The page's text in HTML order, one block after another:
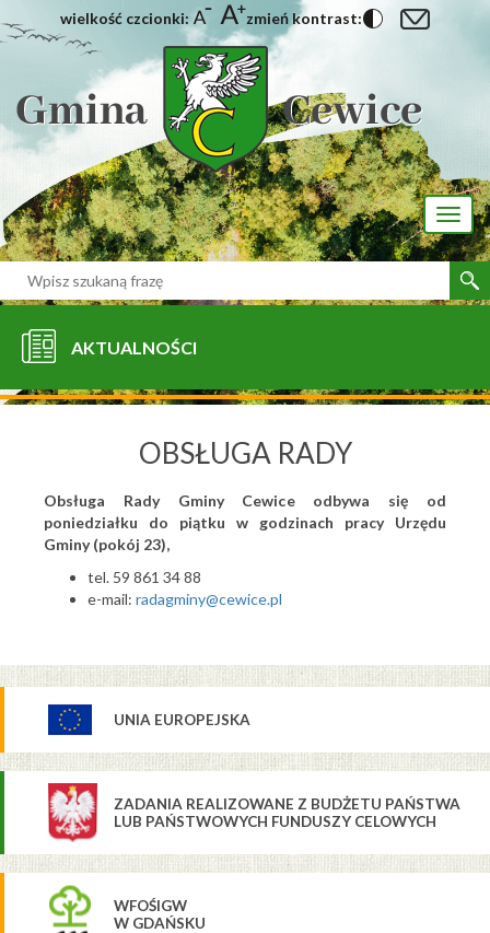
wielkość czcionki: zmień kontrast:
AKTUALNOŚCI
OBSŁUGA RADY
Obsługa Rady Gminy Cewice odbywa się od
poniedziałku do piątku w godzinach pracy Urzędu
Gminy (pokój 23),
tel. 59 861 34 88
e-mail: radagminy@cewice.pl
UNIA EUROPEJSKA
ZADANIA REALIZOWANE Z BUDŻETU PAŃSTWA
LUB PAŃSTWOWYCH FUNDUSZY CELOWYCH
WFOŚIGW
W GDAŃSKU
[interaktywna-mapa]